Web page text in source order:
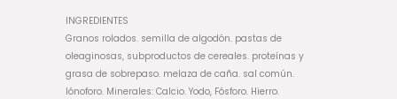
INGREDIENTES
Granos rolados. semilla de algodón. pastas de
oleaginosas, subproductos de cereales. proteínas y
grasa de sobrepaso. melaza de caña. sal común.
lónoforo. Minerales: Calcio. Yodo, Fósforo. Hierro.